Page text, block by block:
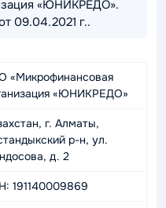
«ЮНИКРЕДО».
09.04.2021 г..
«Микрофинансовая
«ЮНИКРЕДО»
г. Алматы,
р-н, ул.
д. 2
191140009869